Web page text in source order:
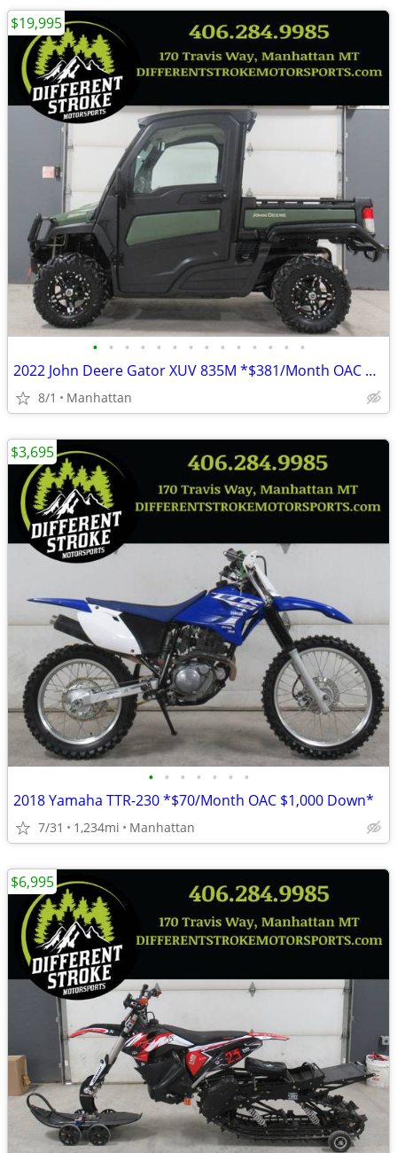
• • • • • • • • • • • • • •
2022 John Deere Gator XUV 835M *$381/Month OAC $0 Down*
8/1 Manhattan
$19,995
• • • • • • •
2018 Yamaha TTR-230 *$70/Month OAC $1,000 Down*
7/31 1,234mi Manhattan
$3,695
$6,995